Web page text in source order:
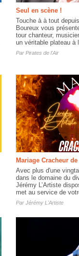
Seul en scène !
Touche à à tout
Boureux vous
tour chanteur,
un véritable plateau à
Par Pirates de l'Air
Mariage Cracheur
Avec plus d'une
dans le domaine du
Jérémy L’Artiste
met au service de
Par Jérémy L'Artiste